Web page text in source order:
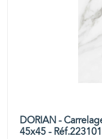
DORIAN -
45x45 - Réf.223101